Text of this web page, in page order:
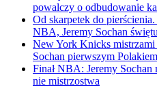
powalczy o odbudowanie
Od skarpetek do pierścienia.
NBA, Jeremy Sochan
New York Knicks
Sochan pierwszym
Finał NBA: Jeremy
nie mistrzostwa